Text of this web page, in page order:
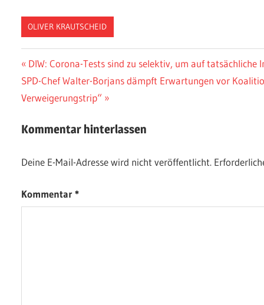
OLIVER KRAUTSCHEID
Beitragsnavigation
Vorheriger
Beitrag:
DIW: Corona-Tests sind zu selektiv, um auf tatsächliche
Nächster
Beitrag:
SPD-Chef Walter-Borjans dämpft Erwartungen vor
Verweigerungstrip“
Kommentar hinterlassen
Deine E-Mail-Adresse wird nicht veröffentlicht.
Kommentar*